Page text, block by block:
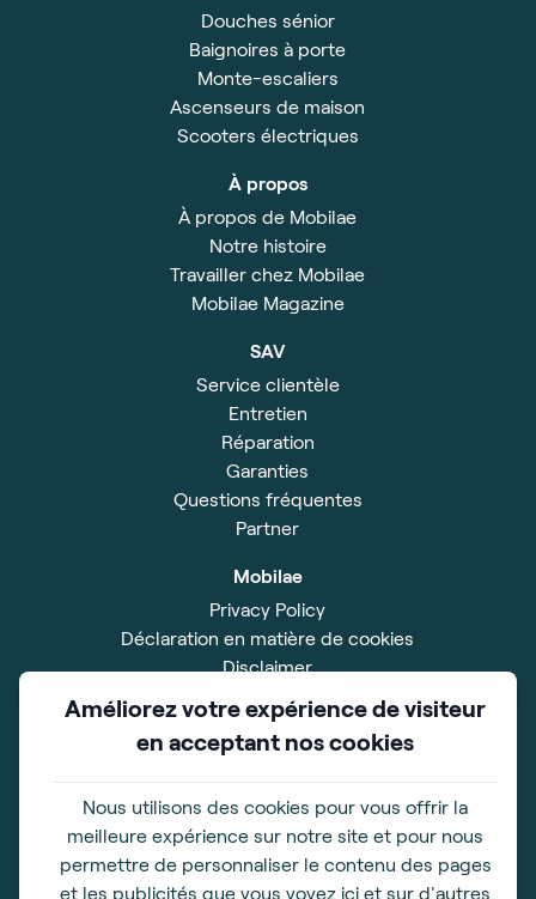
Douches sénior
Baignoires à porte
Monte-escaliers
Ascenseurs de maison
Scooters électriques
À propos
À propos de Mobilae
Notre histoire
Travailler chez Mobilae
Mobilae Magazine
SAV
Service clientèle
Entretien
Réparation
Garanties
Questions fréquentes
Partner
Mobilae
Privacy Policy
Déclaration en matière de cookies
Disclaimer
Impressum
Conditions Générales
Xavier De Cocklaan 42
9831 Deurle
BE 0828.528.567
Améliorez votre expérience de visiteur
en acceptant nos cookies
Nous utilisons des cookies pour vous offrir la
meilleure expérience sur notre site et pour nous
permettre de personnaliser le contenu des pages
et les publicités que vous voyez ici et sur d'autres